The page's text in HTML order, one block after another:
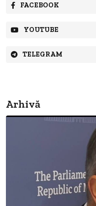
FACEBOOK
YOUTUBE
TELEGRAM
Arhivă